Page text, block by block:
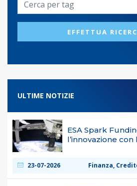
EFFETTUA
ULTIME NOTIZIE
ESA Spark
l’innovazione con
23-07-2026 Finanza,